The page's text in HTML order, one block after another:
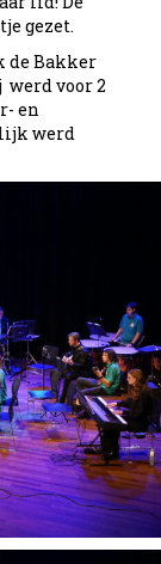
gezet.
de Bakker
voor 2
en
werd